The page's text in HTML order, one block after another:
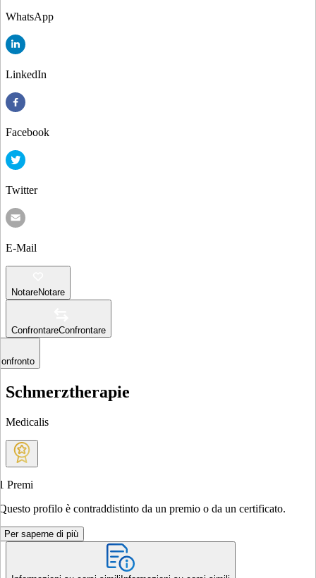
WhatsApp
LinkedIn
Facebook
Twitter
E-Mail
NotareNotare
ConfrontareConfrontare
Schmerztherapie
Medicalis
Premi
profilo è contraddistinto da un premio o da un certificato.
Per saperne di più